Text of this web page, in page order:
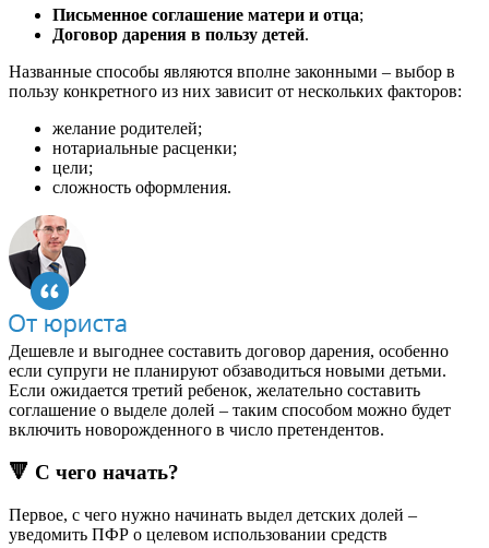
Письменное соглашение матери и отца;
Договор дарения в пользу детей.
Названные способы являются вполне законными – выбор в
пользу конкретного из них зависит от нескольких факторов:
желание родителей;
нотариальные расценки;
цели;
сложность оформления.
Дешевле и выгоднее составить договор дарения, особенно
если супруги не планируют обзаводиться новыми детьми.
Если ожидается третий ребенок, желательно составить
соглашение о выделе долей – таким способом можно будет
включить новорожденного в число претендентов.
🔻 С чего начать?
Первое, с чего нужно начинать выдел детских долей –
уведомить ПФР о целевом использовании средств